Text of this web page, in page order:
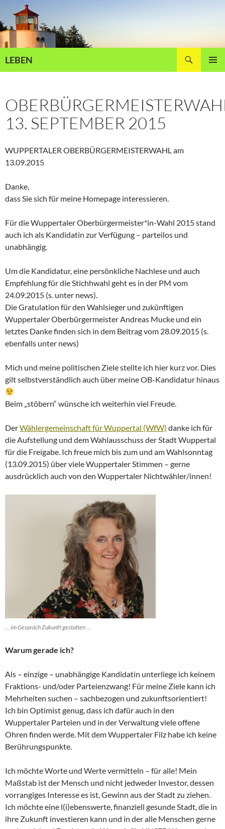
Inhalt
springen
LEBEN
13. SEPTEMBER 2015
WUPPERTALER OBERBÜRGERMEISTERWAHL am
13.09.2015
Danke,
dass Sie sich für meine Homepage interessieren.
Für die Wuppertaler Oberbürgermeister*in-Wahl 2015 stand
auch ich als Kandidatin zur Verfügung – parteilos und
unabhängig.
Um die Kandidatur, eine persönkliche Nachlese und auch
Empfehlung für die Stichhwahl geht es in der PM vom
24.09.2015 (s. unter news).
Die Gratulation für den Wahlsieger und zukünftigen
Wuppertaler Oberbürgermeister Andreas Mucke und ein
letztes Danke finden sich in dem Beitrag vom 28.09.2015 (s.
ebenfalls unter news)
Mich und meine politischen Ziele stellte ich hier kurz vor. Dies
gilt selbstverständlich auch über meine OB-Kandidatur hinaus
Beim „stöbern“ wünsche ich weiterhin viel Freude.
DerWählergemeinschaft für Wuppertal (WfW) danke ich für
die Aufstellung und dem Wahlausschuss der Stadt Wuppertal
für die Freigabe. Ich freue mich bis zum und am Wahlsonntag
(13.09.2015) über viele Wuppertaler Stimmen – gerne
ausdrücklich auch von den Wuppertaler Nichtwähler/innen!
… im Gespräch Zukunft gestalten …
Warum gerade ich?
Als – einzige – unabhängige Kandidatin unterliege ich keinem
Fraktions- und/oder Parteienzwang! Für meine Ziele kann ich
Mehrheiten suchen – sachbezogen und zukunftsorientiert!
Ich bin Optimist genug, dass ich dafür auch in den
Wuppertaler Parteien und in der Verwaltung viele offene
Ohren finden werde. Mit dem Wuppertaler Filz habe ich keine
Berührungspunkte.
Ich möchte Worte und Werte vermitteln – für alle! Mein
Maßstab ist der Mensch und nicht jedweder Investor, dessen
vorrangiges Interesse es ist, Gewinn aus der Stadt zu ziehen.
Ich möchte eine l(i)ebenswerte, finanziell gesunde Stadt, die in
ihre Zukunft investieren kann und in der alle Menschen gerne